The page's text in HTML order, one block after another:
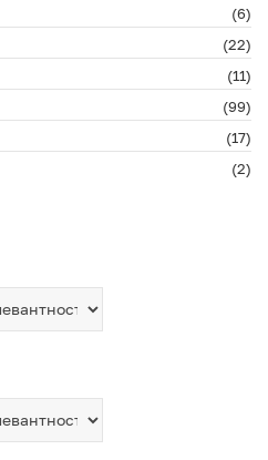
(6)
(22)
(11)
(99)
(17)
(2)